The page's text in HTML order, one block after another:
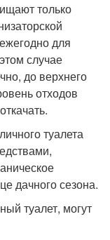
только
для
случае
до верхнего
отходов
туалета
дачного сезона.
туалет, могут